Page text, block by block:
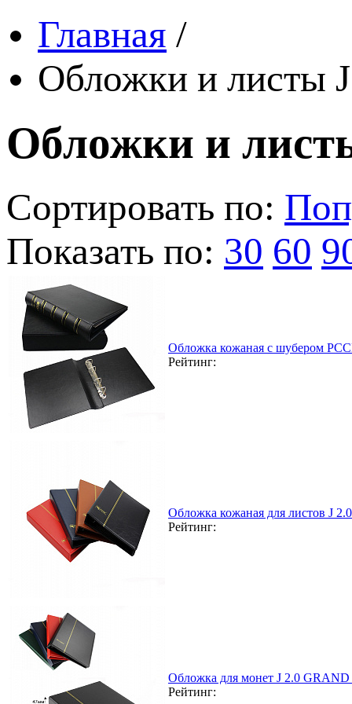
Главная /
Обложки и листы
Обложки и
Сортировать по:
Показать по: 30 60
Обложка кожаная с шубером
Рейтинг:
Обложка кожаная для листов J
Рейтинг:
Обложка для монет J 2.0
Рейтинг: